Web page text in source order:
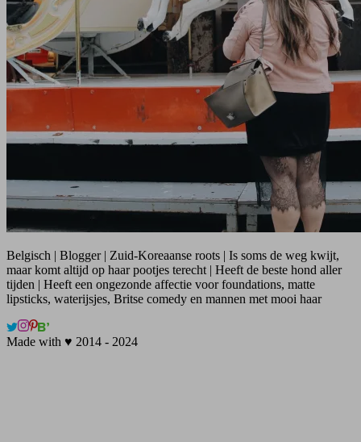
Belgisch | Blogger | Zuid-Koreaanse roots | Is soms de weg kwijt,
maar komt altijd op haar pootjes terecht | Heeft de beste hond aller
tijden | Heeft een ongezonde affectie voor foundations, matte
lipsticks, waterijsjes, Britse comedy en mannen met mooi haar
Made with ♥ 2014 - 2024